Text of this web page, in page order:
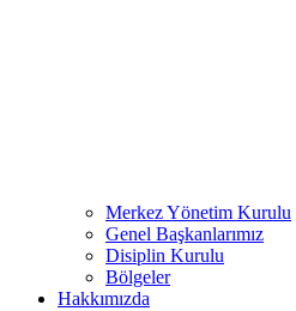
Merkez Yönetim Kurulu
Genel Başkanlarımız
Disiplin Kurulu
Bölgeler
Hakkımızda